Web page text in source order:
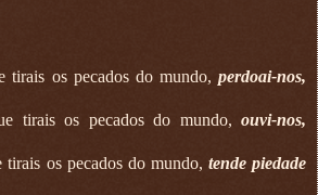
tirais os pecados do mundo, perdoai-nos,
tirais os pecados do mundo, ouvi-nos,
os pecados do mundo, tende piedade